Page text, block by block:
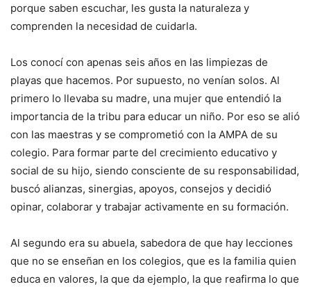
porque saben escuchar, les gusta la naturaleza y
comprenden la necesidad de cuidarla.
Los conocí con apenas seis años en las limpiezas de
playas que hacemos. Por supuesto, no venían solos. Al
primero lo llevaba su madre, una mujer que entendió la
importancia de la tribu para educar un niño. Por eso se alió
con las maestras y se comprometió con la AMPA de su
colegio. Para formar parte del crecimiento educativo y
social de su hijo, siendo consciente de su responsabilidad,
buscó alianzas, sinergias, apoyos, consejos y decidió
opinar, colaborar y trabajar activamente en su formación.
Al segundo era su abuela, sabedora de que hay lecciones
que no se enseñan en los colegios, que es la familia quien
educa en valores, la que da ejemplo, la que reafirma lo que